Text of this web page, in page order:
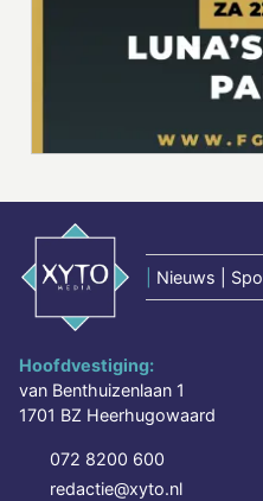
Nieuws |
Hoofdvestiging:
van Benthuizenlaan 1
1701 BZ Heerhugowaard
072 8200 600
redactie@xyto.nl